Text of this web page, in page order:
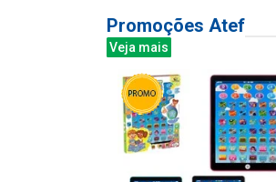
Promoções Atef
Veja mais